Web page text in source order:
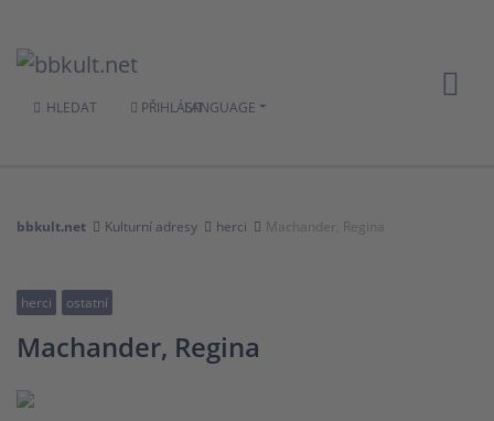
HLEDAT PŘIHLÁSITLANGUAGE
bbkult.net Kulturní adresy herci Machander, Regina
herci ostatní
Machander, Regina